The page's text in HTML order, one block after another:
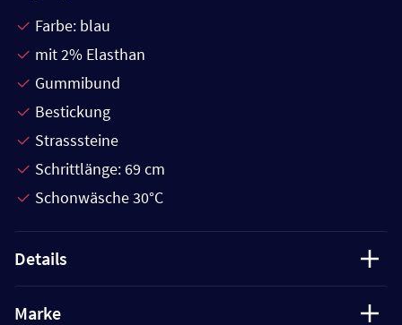
Farbe: blau
mit 2% Elasthan
Gummibund
Bestickung
Strasssteine
Schrittlänge: 69 cm
Schonwäsche 30°C
Details
Marke